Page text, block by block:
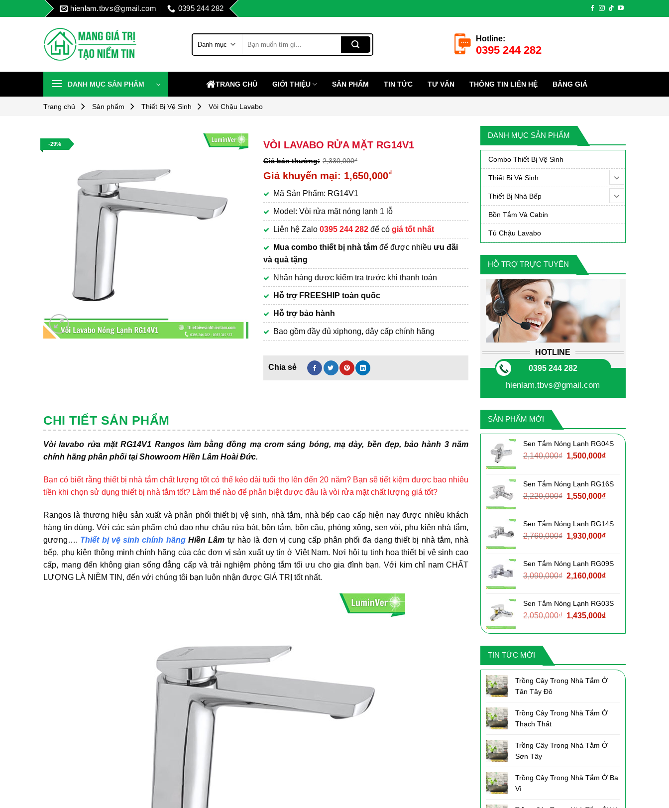
to
hienlam.tbvs@gmail.com 0395 244 282
kiếm:
Hotline:
0395 244 282
DANH MỤC SẢN PHẨM TRANG CHỦ GIỚI THIỆU SẢN PHẨM TIN TỨC TƯ VẤN THÔNG TIN LIÊN HỆ BẢNG GIÁ
Trang chủ Sản phẩm Thiết Bị Vệ Sinh Vòi Chậu Lavabo
DANH MỤC SẢN PHẨM
Combo Thiết Bị Vệ Sinh
Thiết Bị Vệ Sinh
Thiết Bị Nhà Bếp
Bồn Tắm Và Cabin
Tủ Chậu Lavabo
HỖ TRỢ TRỰC TUYẾN
HOTLINE
0395 244 282
hienlam.tbvs@gmail.com
SẢN PHẨM MỚI
Sen Tắm Nóng Lạnh RG04S
2,140,000₫ Giá
2,140,000₫.
1,500,000₫Giá
là:
1,500,000₫.
Sen Tắm Nóng Lạnh RG16S
2,220,000₫ Giá
2,220,000₫.
1,550,000₫Giá
là:
1,550,000₫.
Sen Tắm Nóng Lạnh RG14S
2,760,000₫ Giá
2,760,000₫.
1,930,000₫Giá
là:
1,930,000₫.
Sen Tắm Nóng Lạnh RG09S
3,090,000₫ Giá
3,090,000₫.
2,160,000₫Giá
là:
2,160,000₫.
Sen Tắm Nóng Lạnh RG03S
2,050,000₫ Giá
là:
1,435,000₫Giá
tại
TIN TỨC MỚI
Trồng Cây Trong Nhà Tắm Ở
Tân Tây Đô
Trồng Cây Trong Nhà Tắm Ở
Thạch Thất
Trồng Cây Trong Nhà Tắm Ở
Sơn Tây
Trồng Cây Trong Nhà Tắm Ở Ba
Vì
-29% VÒI LAVABO RỬA MẶT RG14V1
2,330,000₫
Giá
là:
2,330,000₫.
1,650,000₫
hiện
tại
là:
1,650,000₫.
Mã Sản Phẩm: RG14V1
Model: Vòi rửa mặt nóng lạnh 1 lỗ
Liên hệ Zalo0395 244 282 để cógiá tốt nhất
Mua combo thiết bị nhà tắm để được nhiều ưu đãi
và quà tặng
Nhận hàng được kiểm tra trước khi thanh toán
Hỗ trợ FREESHIP toàn quốc
Hỗ trợ bảo hành
Bao gồm đầy đủ xiphong, dây cấp chính hãng
CHI TIẾT SẢN PHẨM
Vòi lavabo rửa mặt RG14V1 Rangos làm bằng đồng mạ crom sáng bóng, mạ dày, bền đẹp, bảo hành 3 năm
chính hãng phân phối tại Showroom Hiền Lâm Hoài Đức.
Bạn có biết rằng thiết bị nhà tắm chất lượng tốt có thể kéo dài tuổi thọ lên đến 20 năm? Bạn sẽ tiết kiệm được bao nhiêu
tiền khi chọn sử dụng thiết bị nhà tắm tốt? Làm thế nào để phân biệt được đâu là vòi rửa mặt chất lượng giá tốt?
Rangos là thương hiệu sản xuất và phân phối thiết bị vệ sinh, nhà tắm, nhà bếp cao cấp hiện nay được nhiều khách
hàng tin dùng. Với các sản phẩm chủ đạo như chậu rửa bát, bồn tắm, bồn cầu, phòng xông, sen vòi, phụ kiện nhà tắm,
gương…. Thiết bị vệ sinh chính hãngHiền Lâm tự hào là đơn vị cung cấp phân phối đa dạng thiết bị nhà tắm, nhà
bếp, phụ kiện thông minh chính hãng của các đơn vị sản xuất uy tín ở Việt Nam. Nơi hội tụ tinh hoa thiết bị vệ sinh cao
cấp, mang đến không gian sống đẳng cấp và trải nghiệm phòng tắm tối ưu cho gia đình bạn. Với kim chỉ nam CHẤT
LƯỢNG LÀ NIỀM TIN, đến với chúng tôi bạn luôn nhận được GIÁ TRỊ tốt nhất.